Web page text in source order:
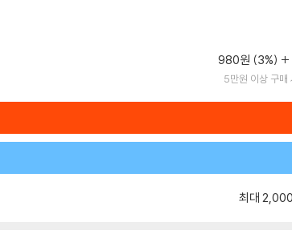
980원 (3%)
5만원 이상 구매
최대